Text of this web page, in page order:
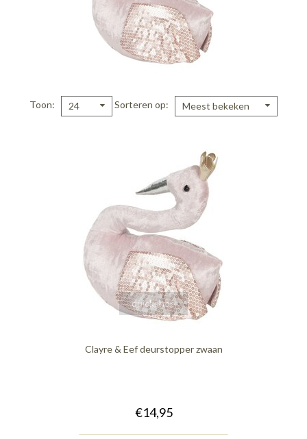
Toon 24 Sorteren op Meest bekeken
quickshop
Clayre & Eef deurstopper zwaan
€14,95